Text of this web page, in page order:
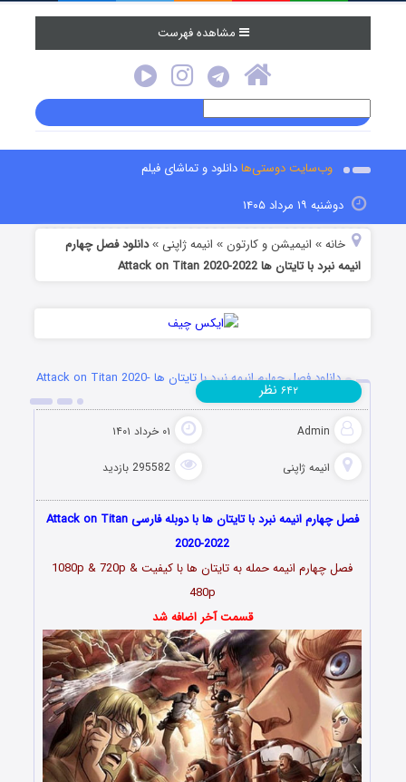
مشاهده فهرست
وب‌سایت دوستی‌هادانلود و تماشای فیلم
دوشنبه ۱۹ مرداد ۱۴۰۵
خانه » انیمیشن و کارتون » انیمه ژاپنی »دانلود فصل چهارم
انیمه نبرد با تایتان ها Attack on Titan 2020-2022
دانلود فصل چهارم انیمه نبرد با تایتان ها Attack on Titan 2020-
2022
Admin ۰۱ خرداد ۱۴۰۱
انیمه ژاپنی 295582 بازدید
۶۴۲ نظر
فصل چهارم انیمه نبرد با تایتان ها با دوبله فارسی Attack on Titan
2020-2022
فصل چهارم انیمه حمله به تایتان ها با کیفیت 1080p & 720p &
480p
قسمت آخر اضافه شد